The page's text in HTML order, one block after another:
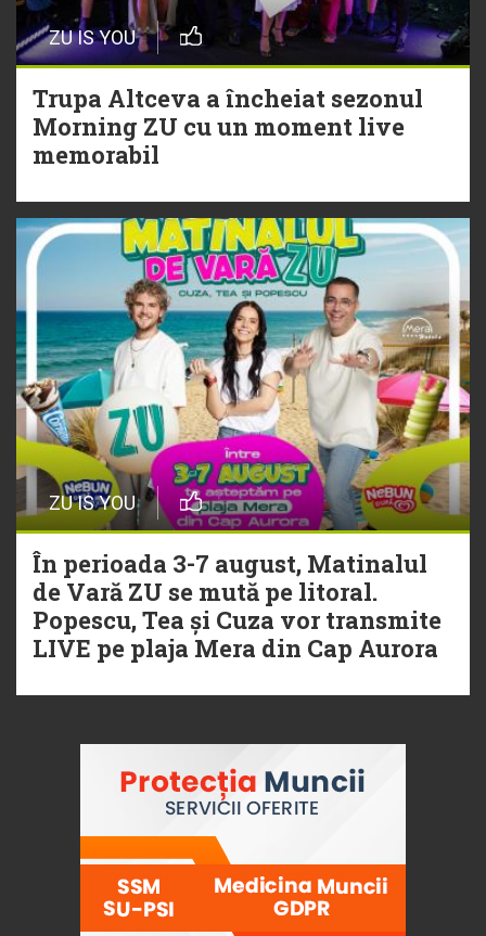
Episod nou | Muzica Aia x DJ
Christian Thomson
20 Iulie
Torpedoul lui Morar: Theo Rose -
ZU IS YOU
Trupa Altceva a încheiat sezonul
Morning ZU cu un moment live
memorabil
ZU IS YOU
În perioada 3-7 august, Matinalul
de Vară ZU se mută pe litoral.
Popescu, Tea și Cuza vor transmite
LIVE pe plaja Mera din Cap Aurora